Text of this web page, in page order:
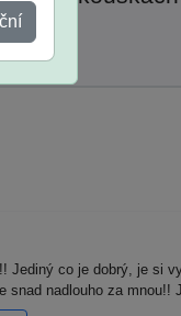
Jediný co je dobrý, je si
nadlouho za mnou!!